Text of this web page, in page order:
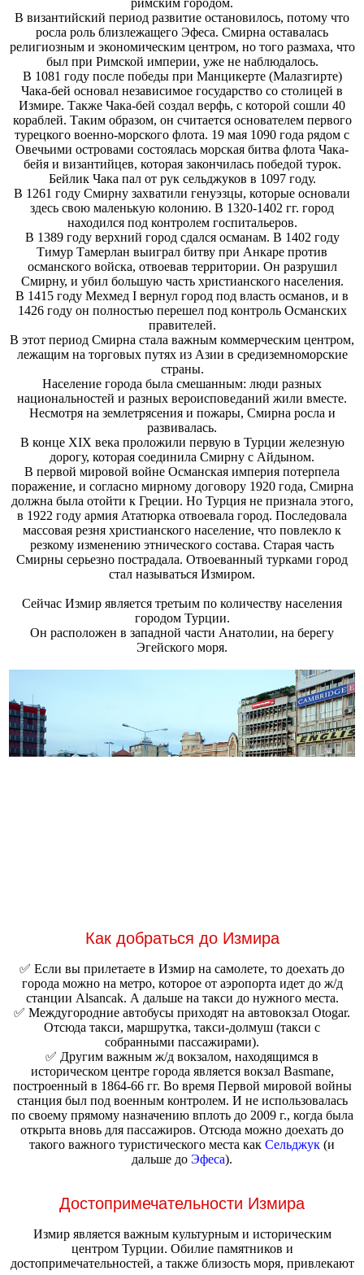
римским городом.
В византийский период развитие остановилось, потому что
росла роль близлежащего Эфеса. Смирна оставалась
религиозным и экономическим центром, но того размаха, что
был при Римской империи, уже не наблюдалось.
В 1081 году после победы при Манцикерте (Малазгирте)
Чака-бей основал независимое государство со столицей в
Измире. Также Чака-бей создал верфь, с которой сошли 40
кораблей. Таким образом, он считается основателем первого
турецкого военно-морского флота. 19 мая 1090 года рядом с
Овечьими островами состоялась морская битва флота Чака-
бейя и византийцев, которая закончилась победой турок.
Бейлик Чака пал от рук сельджуков в 1097 году.
В 1261 году Смирну захватили генуэзцы, которые основали
здесь свою маленькую колонию. В 1320-1402 гг. город
находился под контролем госпитальеров.
В 1389 году верхний город сдался османам. В 1402 году
Тимур Тамерлан выиграл битву при Анкаре против
османского войска, отвоевав территории. Он разрушил
Смирну, и убил большую часть христианского населения.
В 1415 году Мехмед I вернул город под власть османов, и в
1426 году он полностью перешел под контроль Османских
правителей.
В этот период Смирна стала важным коммерческим центром,
лежащим на торговых путях из Азии в средиземноморские
страны.
Население города была смешанным: люди разных
национальностей и разных вероисповеданий жили вместе.
Несмотря на землетрясения и пожары, Смирна росла и
развивалась.
В конце XIX века проложили первую в Турции железную
дорогу, которая соединила Смирну с Айдыном.
В первой мировой войне Османская империя потерпела
поражение, и согласно мирному договору 1920 года, Смирна
должна была отойти к Греции. Но Турция не признала этого,
в 1922 году армия Ататюрка отвоевала город. Последовала
массовая резня христианского население, что повлекло к
резкому изменению этнического состава. Старая часть
Смирны серьезно пострадала. Отвоеванный турками город
стал называться Измиром.
Сейчас Измир является третьим по количеству населения
городом Турции.
Он расположен в западной части Анатолии, на берегу
Эгейского моря.
Как добраться до Измира
✅ Если вы прилетаете в Измир на самолете, то доехать до
города можно на метро, которое от аэропорта идет до ж/д
станции Alsancak. А дальше на такси до нужного места.
✅ Междугородние автобусы приходят на автовокзал Otogar.
Отсюда такси, маршрутка, такси-долмуш (такси с
собранными пассажирами).
✅ Другим важным ж/д вокзалом, находящимся в
историческом центре города является вокзал Basmane,
построенный в 1864-66 гг. Во время Первой мировой войны
станция был под военным контролем. И не использовалась
по своему прямому назначению вплоть до 2009 г., когда была
открыта вновь для пассажиров. Отсюда можно доехать до
такого важного туристического места как Сельджук (и
дальше до Эфеса).
Достопримечательности Измира
Измир является важным культурным и историческим
центром Турции. Обилие памятников и
достопримечательностей, а также близость моря, привлекают